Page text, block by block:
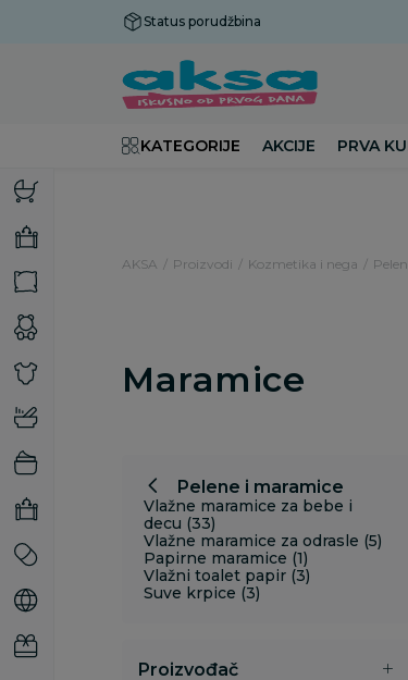
Status porudžbina
KATEGORIJE AKCIJE PRVA
AKSA Proizvodi Kozmetika i nega
Maramice
Pelene i maramice
Vlažne maramice za bebe i
decu (33)
Vlažne maramice za odrasle (5)
Papirne maramice (1)
Vlažni toalet papir (3)
Suve krpice (3)
Proizvođač